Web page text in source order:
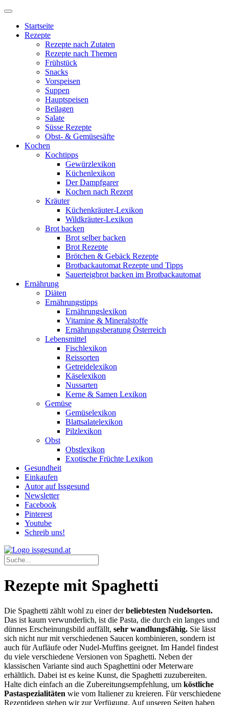
Startseite
Rezepte
Rezepte nach Zutaten
Rezepte nach Themen
Frühstück
Snacks
Vorspeisen
Suppen
Hauptspeisen
Beilagen
Salate
Süsse Rezepte
Obst- & Gemüsesäfte
Kochen
Kochtipps
Gewürzlexikon
Küchenlexikon
Der Dampfgarer
Kochen nach Rezept
Kräuter
Küchenkräuter-Lexikon
Wildkräuter-Lexikon
Brot backen
Brot selber backen
Brot Rezepte
Brötchen & Gebäck Rezepte
Brotbackautomat Rezepte und Tipps
Sauerteigbrot backen im Brotbackautomat
Ernährung
Diäten
Ernährungstipps
Ernährungslexikon
Vitamine & Mineralstoffe
Ernährungsberatung Österreich
Lebensmittel
Fischlexikon
Reissorten
Getreidelexikon
Käselexikon
Nussarten
Kerne & Samen Lexikon
Gemüse
Gemüselexikon
Blattsalatelexikon
Pilzlexikon
Obst
Obstlexikon
Exotische Früchte Lexikon
Gesundheit
Einkaufen
Autor auf Issgesund
Newsletter
Facebook
Pinterest
Youtube
Schreib uns!
Rezepte mit Spaghetti
Die Spaghetti zählt wohl zu einer derbeliebtesten Nudelsorten.
Das ist kaum verwunderlich, ist die Pasta, die durch ein langes und
dünnes Erscheinungsbild auffällt, sehr wandlungsfähig. Sie lässt
sich nicht nur mit verschiedenen Saucen kombinieren, sondern ist
auch für Aufläufe oder Nudel-Muffins geeignet. Im Handel findest
du viele verschiedene Versionen von Spaghetti. Neben der
klassischen Variante sind auch Spaghettini oder Meterware
erhältlich. Dabei ist es keine Kunst, die Spaghetti zuzubereiten.
Halte dich einfach an die Zubereitungsempfehlung, um köstliche
Pastaspezialitäten wie vom Italiener zu kreieren. Für verschiedene
Rezeptideen stehen wir zur Verfügung. Auf unseren Seiten haben